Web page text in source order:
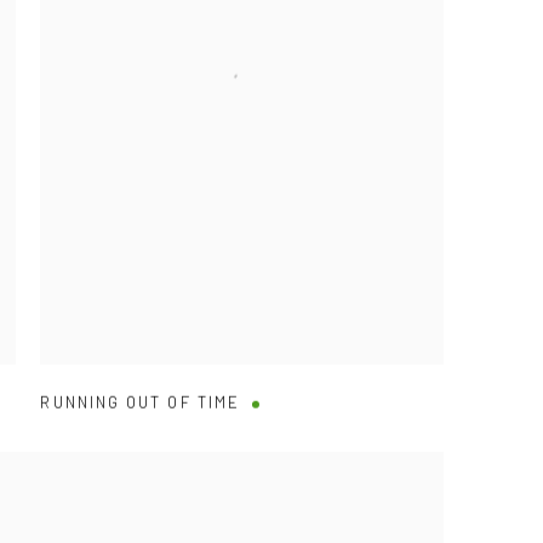
RUNNING OUT OF TIME